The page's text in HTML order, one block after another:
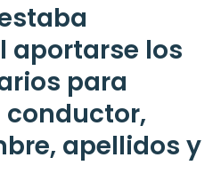
aportarse los
para
apellidos y